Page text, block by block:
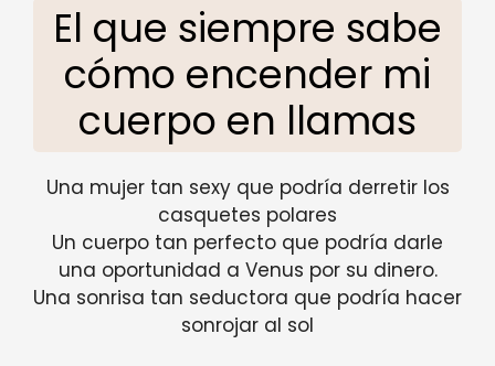
El que siempre sabe
cómo encender mi
cuerpo en llamas
Una mujer tan sexy que podría derretir los
casquetes polares
Un cuerpo tan perfecto que podría darle
una oportunidad a Venus por su dinero.
Una sonrisa tan seductora que podría hacer
sonrojar al sol